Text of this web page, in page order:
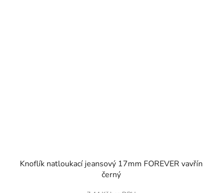
Knoflík natloukací jeansový 17mm FOREVER vavřín
černý